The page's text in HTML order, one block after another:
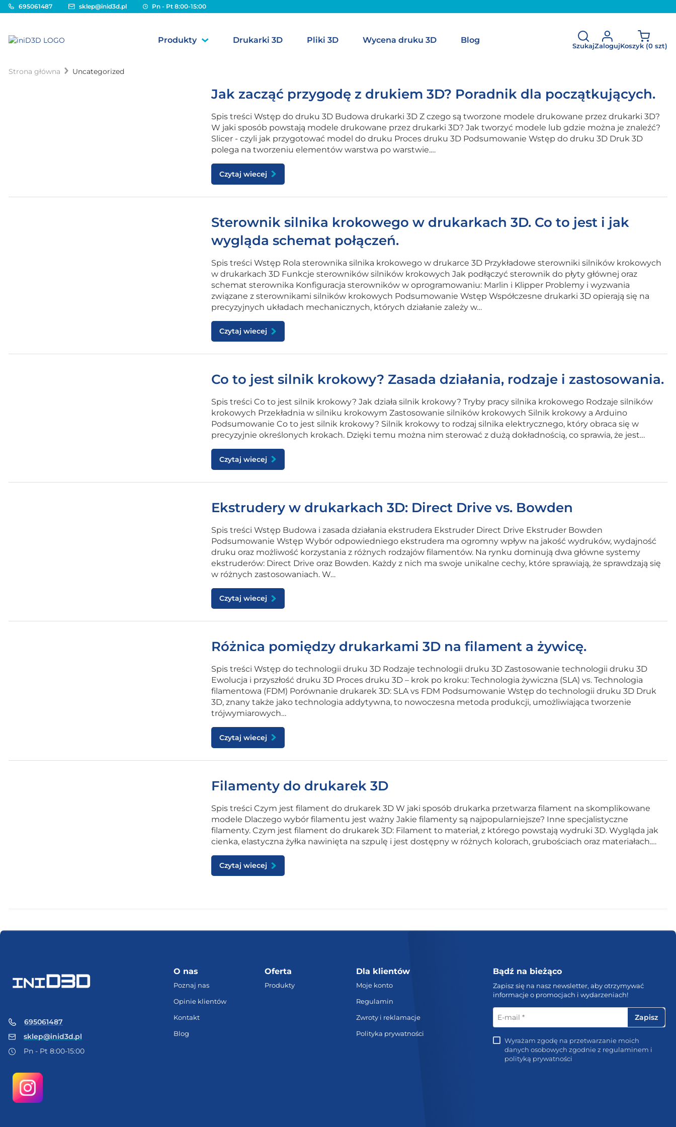
695061487 sklep@inid3d.pl Pn - Pt 8:00-15:00
Produkty Drukarki 3D Pliki 3D Wycena druku 3D Blog
SzukajZalogujKoszyk (0 szt)
Strona główna Uncategorized
Uncategorized
Jak zacząć przygodę z drukiem 3D? Poradnik dla początkujących.
Spis treści Wstęp do druku 3D Budowa drukarki 3D Z czego są tworzone modele drukowane przez drukarki 3D?
W jaki sposób powstają modele drukowane przez drukarki 3D? Jak tworzyć modele lub gdzie można je znaleźć?
Slicer - czyli jak przygotować model do druku Proces druku 3D Podsumowanie Wstęp do druku 3D Druk 3D
polega na tworzeniu elementów warstwa po warstwie.…
Czytaj wiecej
Sterownik silnika krokowego w drukarkach 3D. Co to jest i jak
wygląda schemat połączeń.
Spis treści Wstęp Rola sterownika silnika krokowego w drukarce 3D Przykładowe sterowniki silników krokowych
w drukarkach 3D Funkcje sterowników silników krokowych Jak podłączyć sterownik do płyty głównej oraz
schemat sterownika Konfiguracja sterowników w oprogramowaniu: Marlin i Klipper Problemy i wyzwania
związane z sterownikami silników krokowych Podsumowanie Wstęp Współczesne drukarki 3D opierają się na
precyzyjnych układach mechanicznych, których działanie zależy w…
Czytaj wiecej
Co to jest silnik krokowy? Zasada działania, rodzaje i zastosowania.
Spis treści Co to jest silnik krokowy? Jak działa silnik krokowy? Tryby pracy silnika krokowego Rodzaje silników
krokowych Przekładnia w silniku krokowym Zastosowanie silników krokowych Silnik krokowy a Arduino
Podsumowanie Co to jest silnik krokowy? Silnik krokowy to rodzaj silnika elektrycznego, który obraca się w
precyzyjnie określonych krokach. Dzięki temu można nim sterować z dużą dokładnością, co sprawia, że jest…
Czytaj wiecej
Ekstrudery w drukarkach 3D: Direct Drive vs. Bowden
Spis treści Wstęp Budowa i zasada działania ekstrudera Ekstruder Direct Drive Ekstruder Bowden
Podsumowanie Wstęp Wybór odpowiedniego ekstrudera ma ogromny wpływ na jakość wydruków, wydajność
druku oraz możliwość korzystania z różnych rodzajów filamentów. Na rynku dominują dwa główne systemy
ekstruderów: Direct Drive oraz Bowden. Każdy z nich ma swoje unikalne cechy, które sprawiają, że sprawdzają się
w różnych zastosowaniach. W…
Czytaj wiecej
Różnica pomiędzy drukarkami 3D na filament a żywicę.
Spis treści Wstęp do technologii druku 3D Rodzaje technologii druku 3D Zastosowanie technologii druku 3D
Ewolucja i przyszłość druku 3D Proces druku 3D – krok po kroku: Technologia żywiczna (SLA) vs. Technologia
filamentowa (FDM) Porównanie drukarek 3D: SLA vs FDM Podsumowanie Wstęp do technologii druku 3D Druk
3D, znany także jako technologia addytywna, to nowoczesna metoda produkcji, umożliwiająca tworzenie
trójwymiarowych…
Czytaj wiecej
Filamenty do drukarek 3D
Spis treści Czym jest filament do drukarek 3D W jaki sposób drukarka przetwarza filament na skomplikowane
modele Dlaczego wybór filamentu jest ważny Jakie filamenty są najpopularniejsze? Inne specjalistyczne
filamenty. Czym jest filament do drukarek 3D: Filament to materiał, z którego powstają wydruki 3D. Wygląda jak
cienka, elastyczna żyłka nawinięta na szpulę i jest dostępny w różnych kolorach, grubościach oraz materiałach.…
Czytaj wiecej
695061487
sklep@inid3d.pl
Pn - Pt 8:00-15:00
O nas
Poznaj nas
Opinie klientów
Kontakt
Blog
Oferta
Produkty
Dla klientów
Moje konto
Regulamin
Zwroty i reklamacje
Polityka prywatności
Bądź na bieżąco
Zapisz się na nasz newsletter, aby otrzymywać
informacje o promocjach i wydarzeniach!
E-
mail
Wyrażam zgodę na przetwarzanie moich
danych osobowych zgodnie z regulaminem i
polityką prywatności